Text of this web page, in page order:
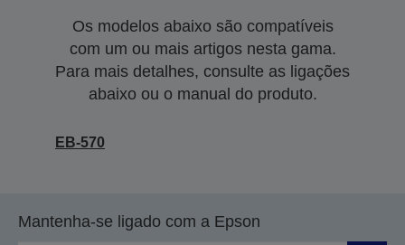
Os modelos abaixo são compatíveis
com um ou mais artigos nesta gama.
Para mais detalhes, consulte as ligações
abaixo ou o manual do produto.
EB-570
Mantenha-se ligado com a Epson